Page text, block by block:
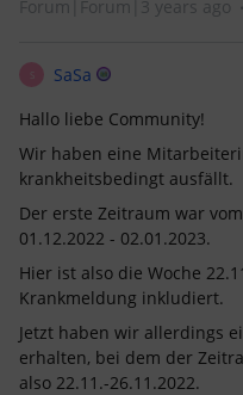
Forum|Forum|3 years ago
SaSa
Hallo liebe Community!
Wir haben eine
krankheitsbedingt ausfällt.
Der erste Zeitraum war
01.12.2022 - 02.01.2023.
Hier ist also die Woche
Krankmeldung inkludiert.
Jetzt haben wir allerdings
erhalten, bei dem der
also 22.11.-26.11.2022.